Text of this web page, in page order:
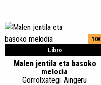
Libro
10€
Malen jentila eta basoko
melodia
Gorrotxategi, Aingeru